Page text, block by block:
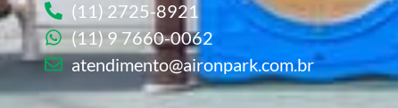
(11) 2725-8921
(11) 9 7660-0062
atendimento@aironpark.com.br